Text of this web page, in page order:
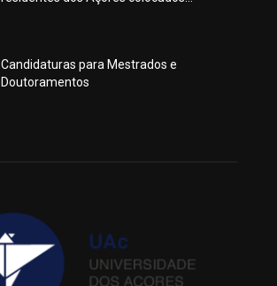
Candidaturas para Mestrados e
Doutoramentos